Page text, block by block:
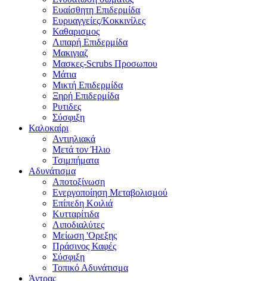
Ευαίσθητη Επιδερμίδα
Ευρυαγγείες/Κοκκινίλες
Καθαρισμος
Λιπαρή Επιδερμίδα
Μακιγιαζ
Μασκες-Scrubs Προσωπου
Μάτια
Μικτή Επιδερμίδα
Ξηρή Επιδερμίδα
Ρυτιδες
Σύσφιξη
Καλοκαίρι
Αντιηλιακά
Μετά τον Ήλιο
Τσιμπήματα
Αδυνάτισμα
Αποτοξίνωση
Ενεργοποίηση Μεταβολισμού
Επίπεδη Κοιλιά
Κυτταρίτιδα
Λιποδιαλύτες
Μείωση 'Ορεξης
Πράσινος Καφές
Σύσφιξη
Τοπικό Αδυνάτισμα
Άντρας